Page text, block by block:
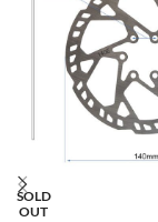
SOLD
OUT